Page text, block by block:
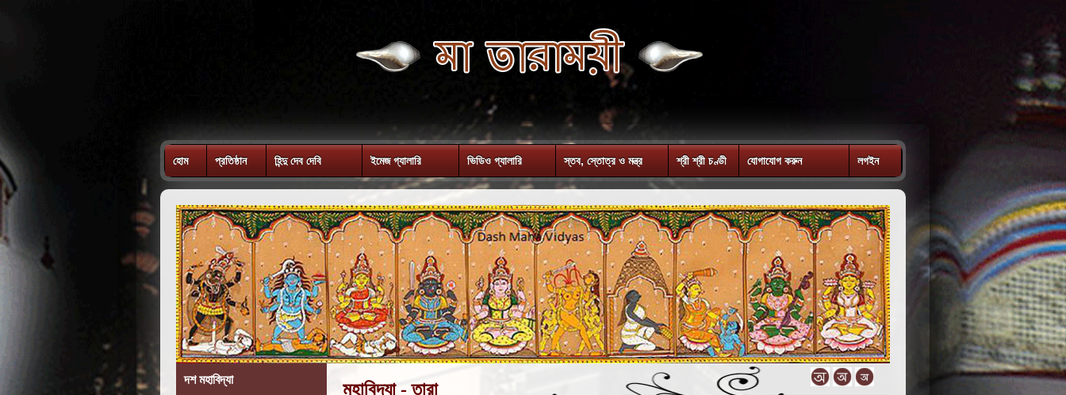
হোম প্রতিষ্ঠান হিন্দু দেব দেবি ইমেজ গ্যালারি ভিডিও গ্যালারি স্তব, স্তোত্র ও মন্ত্র শ্রী শ্রী চণ্ডী যোগাযোগ করুন লগইন
দশ মহাবিদ্যা মহাবিদ্যা - তারা